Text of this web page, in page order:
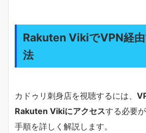
Rakuten VikiでVPN経
法
カドゥリ刺身店を視聴するには、
Rakuten Vikiにアクセスする必要が
手順を詳しく解説します。